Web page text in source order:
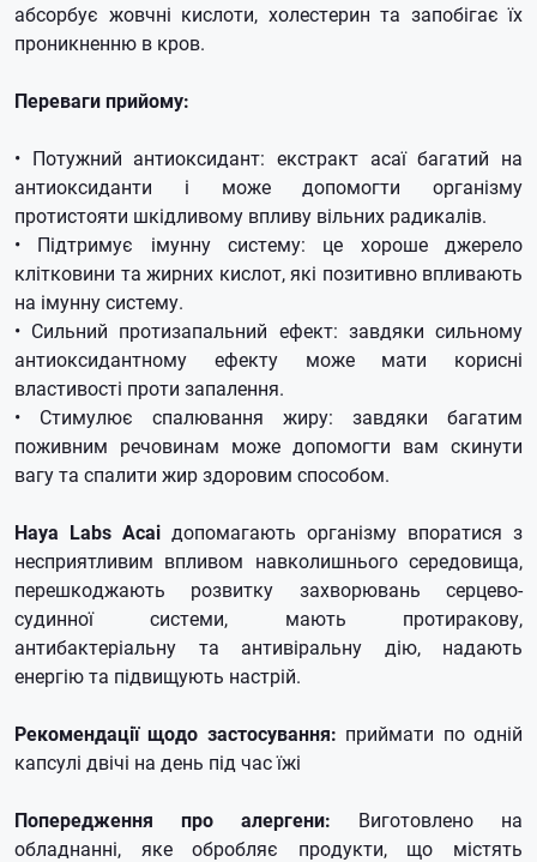
абсорбує жовчні кислоти, холестерин та запобігає їх
проникненню в кров.
Переваги прийому:
• Потужний антиоксидант: екстракт асаї багатий на
антиоксиданти і може допомогти організму
протистояти шкідливому впливу вільних радикалів.
• Підтримує імунну систему: це хороше джерело
клітковини та жирних кислот, які позитивно впливають
на імунну систему.
• Сильний протизапальний ефект: завдяки сильному
антиоксидантному ефекту може мати корисні
властивості проти запалення.
• Стимулює спалювання жиру: завдяки багатим
поживним речовинам може допомогти вам скинути
вагу та спалити жир здоровим способом.
Haya Labs Acai допомагають організму впоратися з
несприятливим впливом навколишнього середовища,
перешкоджають розвитку захворювань серцево-
судинної системи, мають протиракову,
антибактеріальну та антивіральну дію, надають
енергію та підвищують настрій.
Рекомендації щодо застосування: приймати по одній
капсулі двічі на день під час їжі
Попередження про алергени: Виготовлено на
обладнанні, яке обробляє продукти, що містять